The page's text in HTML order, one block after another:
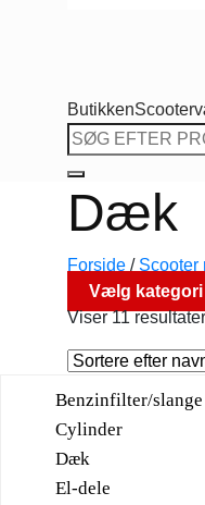
Butikken
Søg
efter:
Dæk
Forside / Scooter
Vælg kategori
Viser 11 resultater
Benzinfilter/slange
Cylinder
Dæk
El-dele